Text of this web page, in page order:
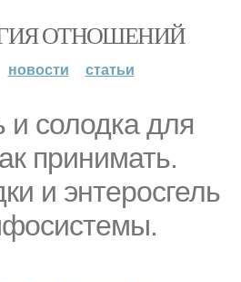
ОТНОШЕНИЙ
новости статьи
и солодка для
принимать.
и энтеросгель